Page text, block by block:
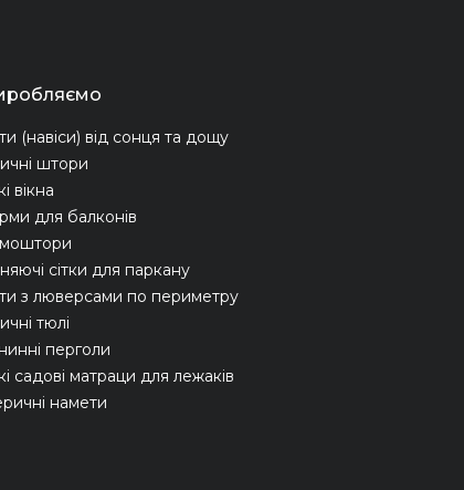
(навіси) від сонця та дощу
штори
вікна
для балконів
сітки для паркану
з люверсами по периметру
тюлі
перголи
садові матраци для лежаків
намети